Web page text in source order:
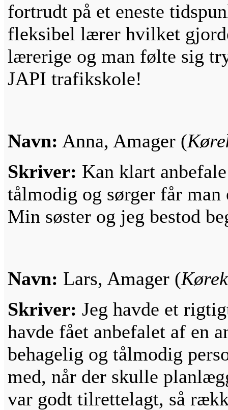
fortrudt på et eneste
fleksibel lærer hvilket
lærerige og man følte sig
JAPI trafikskole!
Navn: Anna, Amager (
Skriver: Kan klart
tålmodig og sørger får
Min søster og jeg bestod
Navn: Lars, Amager (
Skriver: Jeg havde et
havde fået anbefalet af en
behagelig og tålmodig
med, når der skulle
var godt tilrettelagt, så